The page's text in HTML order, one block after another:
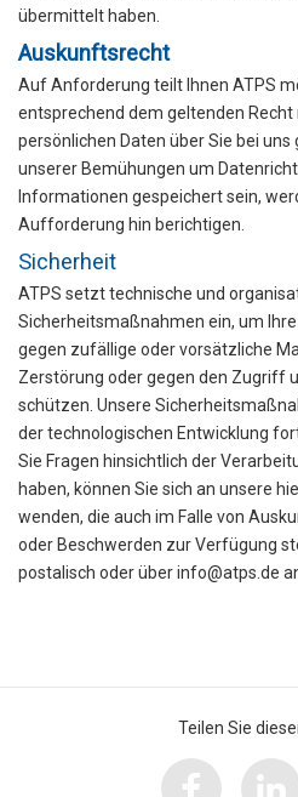
übermittelt haben.
Auskunftsrecht
Auf Anforderung teilt Ihnen ATPS
entsprechend dem geltenden Recht
persönlichen Daten über Sie bei
unserer Bemühungen um
Informationen gespeichert sein,
Aufforderung hin berichtigen.
Sicherheit
ATPS setzt technische und
Sicherheitsmaßnahmen ein, um
gegen zufällige oder vorsätzliche
Zerstörung oder gegen den Zugriff
schützen. Unsere
der technologischen Entwicklung
Sie Fragen hinsichtlich der
haben, können Sie sich an unsere
wenden, die auch im Falle von
oder Beschwerden zur Verfügung
postalisch oder über info@atps.de
Teilen Sie